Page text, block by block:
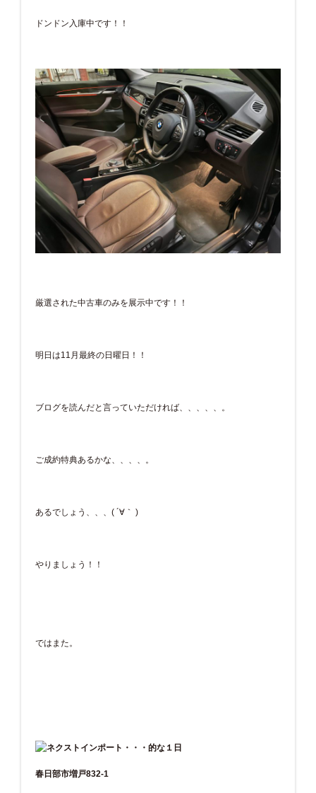
ドンドン入庫中です！！
厳選された中古車のみを展示中です！！
明日は11月最終の日曜日！！
ブログを読んだと言っていただければ、、、、、。
ご成約特典あるかな、、、、。
あるでしょう、、、( ´∀｀ )
やりましょう！！
ではまた。
春日部市増戸832-1